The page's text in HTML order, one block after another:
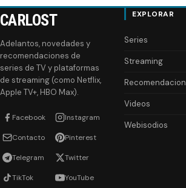
CARLOST
Adelantos, novedades y
recomendaciones de
series de TV y plataformas
de streaming (como Netflix,
Apple TV+, HBO Max).
Facebook Instagram
Contacto Pinterest
Telegram Twitter
TikTok YouTube
EXPLORAR
Series
Streaming
Videos
Webisodios